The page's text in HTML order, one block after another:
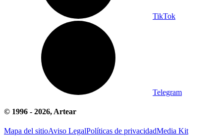
TikTok
Telegram
© 1996 - 2026, Artear
Mapa del sitioAviso LegalPolíticas de privacidadMedia Kit